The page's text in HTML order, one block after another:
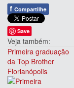
f Compartilhe
Save
Veja também:
Primeira graduação
da Top Brother
Florianópolis